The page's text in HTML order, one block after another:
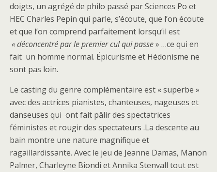
doigts, un agrégé de philo passé par Sciences Po et
HEC Charles Pepin qui parle, s’écoute, que l’on écoute
et que l’on comprend parfaitement lorsqu’il est
« déconcentré par le premier cul qui passe» …ce qui en
fait un homme normal. Épicurisme et Hédonisme ne
sont pas loin.
Le casting du genre complémentaire est « superbe »
avec des actrices pianistes, chanteuses, nageuses et
danseuses qui ont fait pâlir des spectatrices
féministes et rougir des spectateurs .La descente au
bain montre une nature magnifique et
ragaillardissante. Avec le jeu de Jeanne Damas, Manon
Palmer, Charleyne Biondi et Annika Stenvall tout est